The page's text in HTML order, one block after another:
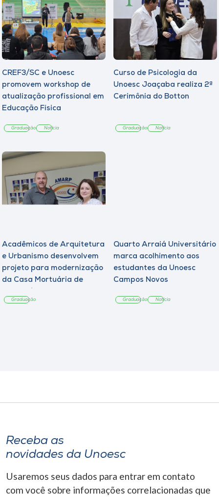
CREF3/SC e Unoesc
promovem workshop de
atualização profissional em
Educação Física
Graduação Notícia
Curso de Psicologia da
Unoesc Joaçaba realiza 2ª
Cerimônia do Botton
Graduação Notícia
Acadêmicos de Arquitetura
e Urbanismo desenvolvem
projeto para modernização
da Casa Mortuária de
Graduação
Quarto Arraiá Universitário
marca acolhimento aos
estudantes da Unoesc
Campos Novos
Graduação Notícia
Receba as
novidades da Unoesc
Usaremos seus dados para entrar em contato
com você sobre informações correlacionadas que